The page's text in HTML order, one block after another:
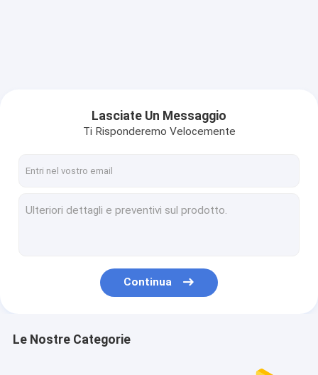
Lasciate Un Messaggio
Ti Risponderemo Velocemente
Continua
Le Nostre Categorie